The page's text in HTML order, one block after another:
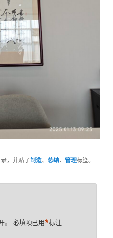
，并贴了制造、 总结、管理标签。
必填项已用*标注